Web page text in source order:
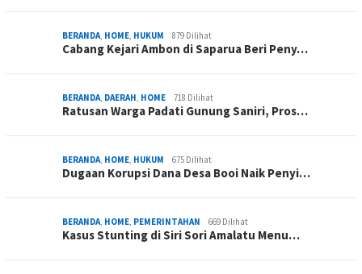
BERANDA, HOME, HUKUM 879 Dilihat
Cabang Kejari Ambon di Saparua Beri Peny…
BERANDA, DAERAH, HOME 718 Dilihat
Ratusan Warga Padati Gunung Saniri, Pros…
BERANDA, HOME, HUKUM 675 Dilihat
Dugaan Korupsi Dana Desa Booi Naik Penyi…
BERANDA, HOME, PEMERINTAHAN 669 Dilihat
Kasus Stunting di Siri Sori Amalatu Menu…